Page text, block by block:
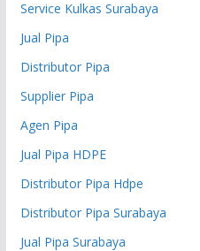
Service Kulkas Surabaya
Jual Pipa
Distributor Pipa
Supplier Pipa
Agen Pipa
Jual Pipa HDPE
Distributor Pipa Hdpe
Distributor Pipa Surabaya
Jual Pipa Surabaya